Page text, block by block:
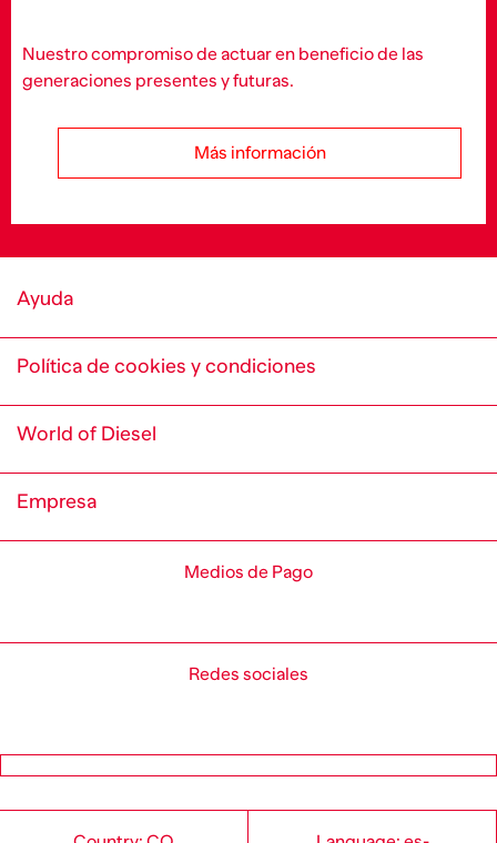
Nuestro compromiso de actuar en beneficio de las
generaciones presentes y futuras.
Más información
Ayuda
Política de cookies y condiciones
World of Diesel
Empresa
Medios de Pago
Redes sociales